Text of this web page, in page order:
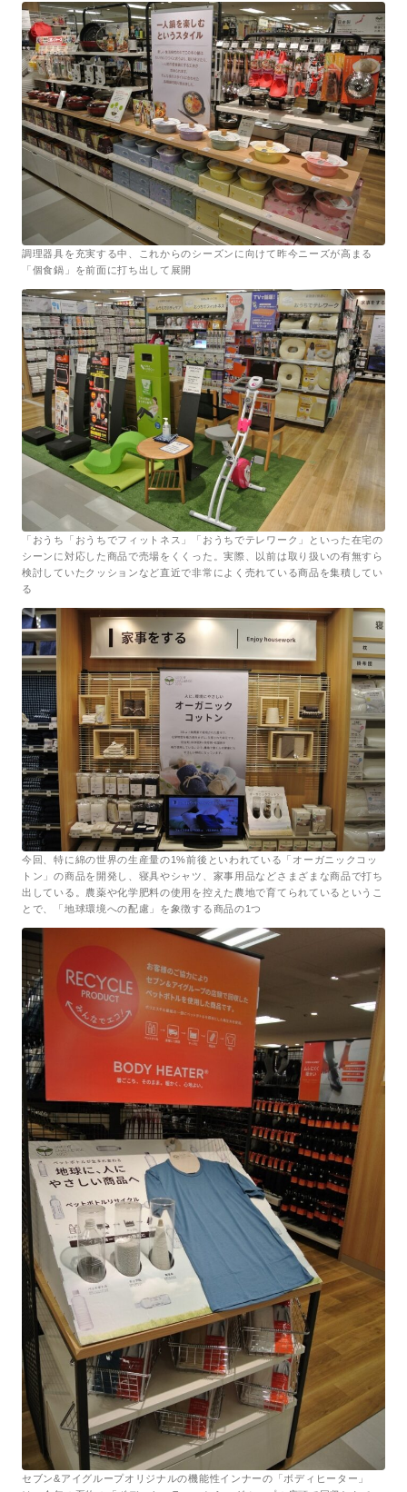
調理器具を充実する中、これからのシーズンに向けて昨今ニーズが高まる
「個食鍋」を前面に打ち出して展開
「おうち「おうちでフィットネス」「おうちでテレワーク」といった在宅の
シーンに対応した商品で売場をくくった。実際、以前は取り扱いの有無すら
検討していたクッションなど直近で非常によく売れている商品を集積してい
る
今回、特に綿の世界の生産量の1%前後といわれている「オーガニックコッ
トン」の商品を開発し、寝具やシャツ、家事用品などさまざまな商品で打ち
出している。農薬や化学肥料の使用を控えた農地で育てられているというこ
とで、「地球環境への配慮」を象徴する商品の1つ
セブン&アイグループオリジナルの機能性インナーの「ボディヒーター」